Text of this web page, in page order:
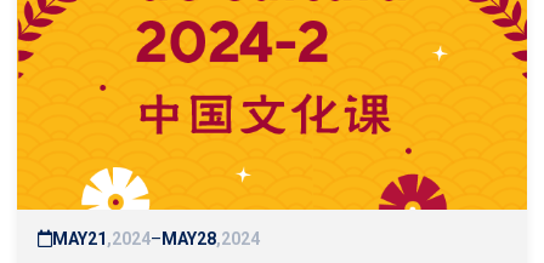
MAY21 2024–MAY28 2024